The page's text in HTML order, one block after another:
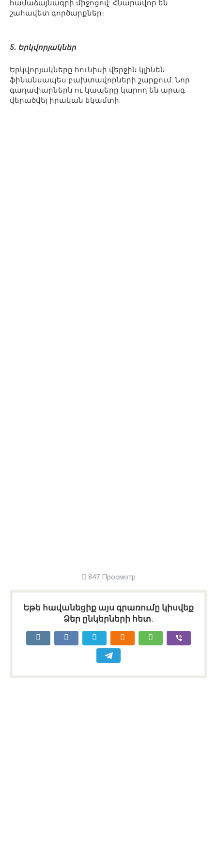
համաձայնագրի միջոցով: Հնարավոր են
շահավետ գործարքներ։
5․ Երկվորյակներ
Երկվորյակները հունիսի վերջին կլինեն
ֆինանսապես բախտավորների շարքում: Նոր
գաղափարներն ու կապերը կարող են արագ
վերածվել իրական եկամտի:
847 Просмотр
Եթե հավանեցիք այս գրառումը կիսվեք
Ձեր ընկերների հետ.